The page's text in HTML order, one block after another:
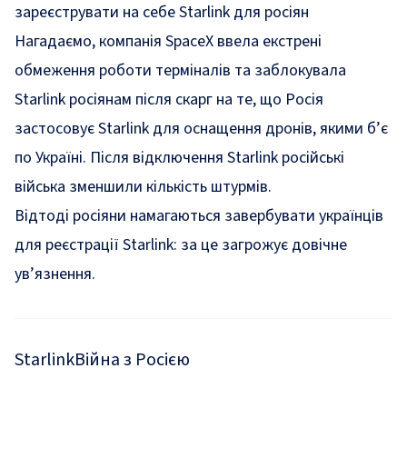
зареєструвати на себе Starlink для росіян
Нагадаємо, компанія SpaceX ввела екстрені
обмеження роботи терміналів та заблокувала
Starlink росіянам після скарг на те, що Росія
застосовує Starlink для оснащення дронів, якими б’є
по Україні. Після відключення Starlink російські
війська зменшили кількість штурмів.
Відтоді росіяни намагаються завербувати українців
для реєстрації Starlink: за це загрожує довічне
ув’язнення.
StarlinkВійна з Росією